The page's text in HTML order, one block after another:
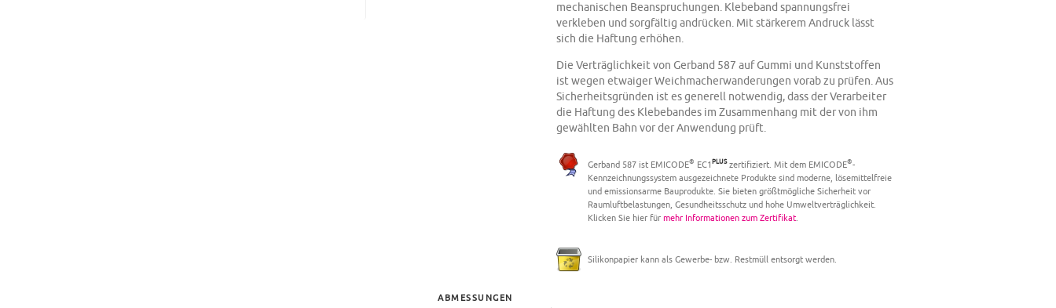
mechanischen Beanspruchungen. Klebeband spannungsfrei
verkleben und sorgfältig andrücken. Mit stärkerem Andruck lässt
sich die Haftung erhöhen.
Die Verträglichkeit von Gerband 587 auf Gummi und Kunststoffen
ist wegen etwaiger Weichmacherwanderungen vorab zu prüfen. Aus
Sicherheitsgründen ist es generell notwendig, dass der Verarbeiter
die Haftung des Klebebandes im Zusammenhang mit der von ihm
gewählten Bahn vor der Anwendung prüft.
Gerband 587 ist EMICODE® EC1 PLUSzertifiziert. Mit dem EMICODE®-
Kennzeichnungssystem ausgezeichnete Produkte sind moderne, lösemittelfreie
und emissionsarme Bauprodukte. Sie bieten größtmögliche Sicherheit vor
Raumluftbelastungen, Gesundheitsschutz und hohe Umweltverträglichkeit.
Klicken Sie hier für mehr Informationen zum Zertifikat.
Silikonpapier kann als Gewerbe- bzw. Restmüll entsorgt werden.
ABMESSUNGEN